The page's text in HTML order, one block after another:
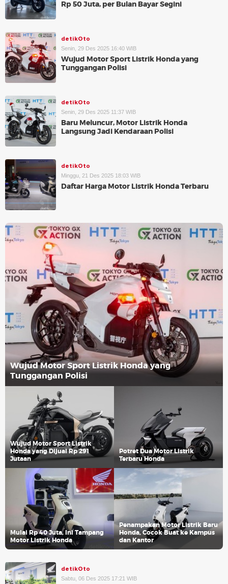
Rp 50 Juta, per Bulan Bayar Segini
detikOto
Senin, 29 Des 2025 16:40 WIB
Wujud Motor Sport Listrik Honda yang
Tunggangan Polisi
detikOto
Senin, 29 Des 2025 11:37 WIB
Baru Meluncur, Motor Listrik Honda
Langsung Jadi Kendaraan Polisi
detikOto
Minggu, 21 Des 2025 18:03 WIB
Daftar Harga Motor Listrik Honda Terbaru
Wujud Motor Sport Listrik Honda yang
Tunggangan Polisi
Wujud Motor Sport Listrik
Honda yang Dijual Rp 291
Jutaan
Potret Dua Motor Listrik
Terbaru Honda
Mulai Rp 40 Juta, Ini Tampang
Motor Listrik Honda
Penampakan Motor Listrik Baru
Honda, Cocok Buat ke Kampus
dan Kantor
detikOto
Sabtu, 06 Des 2025 17:21 WIB